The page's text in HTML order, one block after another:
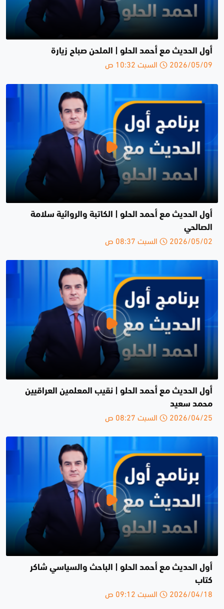
أول الحديث مع أحمد الحلو | الملحن صباح زيارة
2026/05/09 السبت 10:32 ص
أول الحديث مع أحمد الحلو | الكاتبة والروائية سلامة
الصالحي
2026/05/02 السبت 08:37 ص
أول الحديث مع أحمد الحلو | نقيب المعلمين العراقيين
محمد سعيد
2026/04/25 السبت 08:27 ص
أول الحديث مع أحمد الحلو | الباحث والسياسي شاكر
كتاب
2026/04/18 السبت 09:12 ص